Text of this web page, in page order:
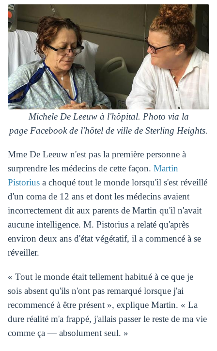
Michele De Leeuw à l'hôpital. Photo via la
page Facebook de l'hôtel de ville de Sterling Heights.
Mme De Leeuw n'est pas la première personne à
surprendre les médecins de cette façon. Martin
Pistoriusa choqué tout le monde lorsqu'il s'est réveillé
d'un coma de 12 ans et dont les médecins avaient
incorrectement dit aux parents de Martin qu'il n'avait
aucune intelligence. M. Pistorius a relaté qu'après
environ deux ans d'état végétatif, il a commencé à se
réveiller.
« Tout le monde était tellement habitué à ce que je
sois absent qu'ils n'ont pas remarqué lorsque j'ai
recommencé à être présent », explique Martin. « La
dure réalité m'a frappé, j'allais passer le reste de ma vie
comme ça — absolument seul. »